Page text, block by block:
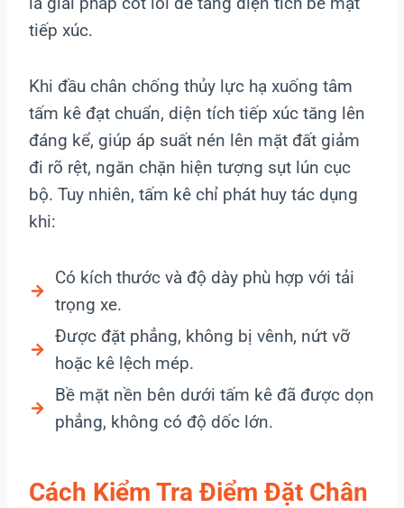
tiếp xúc.
Khi đầu chân chống thủy lực hạ xuống tâm
tấm kê đạt chuẩn, diện tích tiếp xúc tăng lên
đáng kể, giúp áp suất nén lên mặt đất giảm
đi rõ rệt, ngăn chặn hiện tượng sụt lún cục
bộ. Tuy nhiên, tấm kê chỉ phát huy tác dụng
khi:
Có kích thước và độ dày phù hợp với tải
trọng xe.
Được đặt phẳng, không bị vênh, nứt vỡ
hoặc kê lệch mép.
Bề mặt nền bên dưới tấm kê đã được dọn
phẳng, không có độ dốc lớn.
Cách Kiểm Tra Điểm Đặt Chân